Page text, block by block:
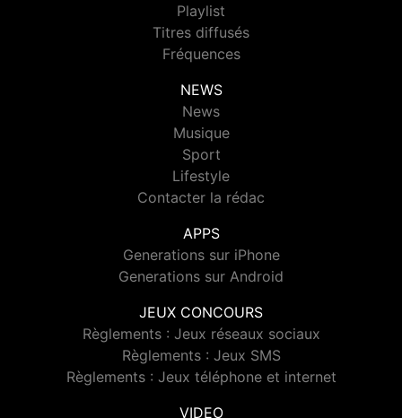
Playlist
Titres diffusés
Fréquences
NEWS
News
Musique
Sport
Lifestyle
Contacter la rédac
APPS
Generations sur iPhone
Generations sur Android
JEUX CONCOURS
Règlements : Jeux réseaux sociaux
Règlements : Jeux SMS
Règlements : Jeux téléphone et internet
VIDEO